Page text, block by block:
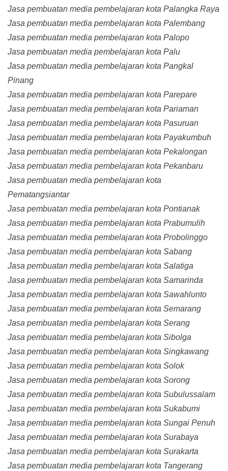
Jasa pembuatan media pembelajaran kota Palangka Raya
Jasa pembuatan media pembelajaran kota Palembang
Jasa pembuatan media pembelajaran kota Palopo
Jasa pembuatan media pembelajaran kota Palu
Jasa pembuatan media pembelajaran kota Pangkal
Pinang
Jasa pembuatan media pembelajaran kota Parepare
Jasa pembuatan media pembelajaran kota Pariaman
Jasa pembuatan media pembelajaran kota Pasuruan
Jasa pembuatan media pembelajaran kota Payakumbuh
Jasa pembuatan media pembelajaran kota Pekalongan
Jasa pembuatan media pembelajaran kota Pekanbaru
Jasa pembuatan media pembelajaran kota
Pematangsiantar
Jasa pembuatan media pembelajaran kota Pontianak
Jasa pembuatan media pembelajaran kota Prabumulih
Jasa pembuatan media pembelajaran kota Probolinggo
Jasa pembuatan media pembelajaran kota Sabang
Jasa pembuatan media pembelajaran kota Salatiga
Jasa pembuatan media pembelajaran kota Samarinda
Jasa pembuatan media pembelajaran kota Sawahlunto
Jasa pembuatan media pembelajaran kota Semarang
Jasa pembuatan media pembelajaran kota Serang
Jasa pembuatan media pembelajaran kota Sibolga
Jasa pembuatan media pembelajaran kota Singkawang
Jasa pembuatan media pembelajaran kota Solok
Jasa pembuatan media pembelajaran kota Sorong
Jasa pembuatan media pembelajaran kota Subulussalam
Jasa pembuatan media pembelajaran kota Sukabumi
Jasa pembuatan media pembelajaran kota Sungai Penuh
Jasa pembuatan media pembelajaran kota Surabaya
Jasa pembuatan media pembelajaran kota Surakarta
Jasa pembuatan media pembelajaran kota Tangerang